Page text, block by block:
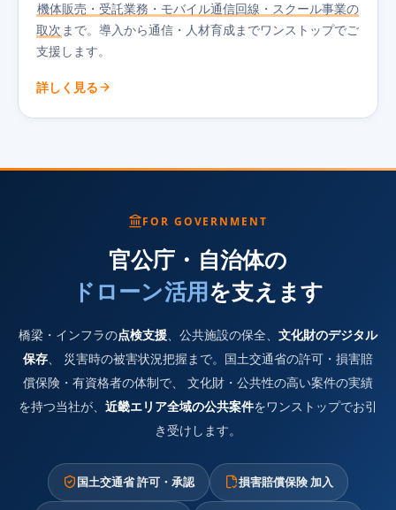
機体販売・受託業務・モバイル通信回線・スクール事業の
取次 まで。導入から通信・人材育成までワンストップでご
支援します。
詳しく見る
FOR GOVERNMENT
官公庁・自治体の
ドローン活用を支えます
橋梁・インフラの点検支援 、公共施設の保全、 文化財のデジタル
保存 、 災害時の被害状況把握まで。国土交通省の許可・損害賠
償保険・有資格者の体制で、 文化財・公共性の高い案件の実績
を持つ当社が、 近畿エリア全域の公共案件をワンストップでお引
き受けします。
国土交通省 許可・承認 損害賠償保険 加入